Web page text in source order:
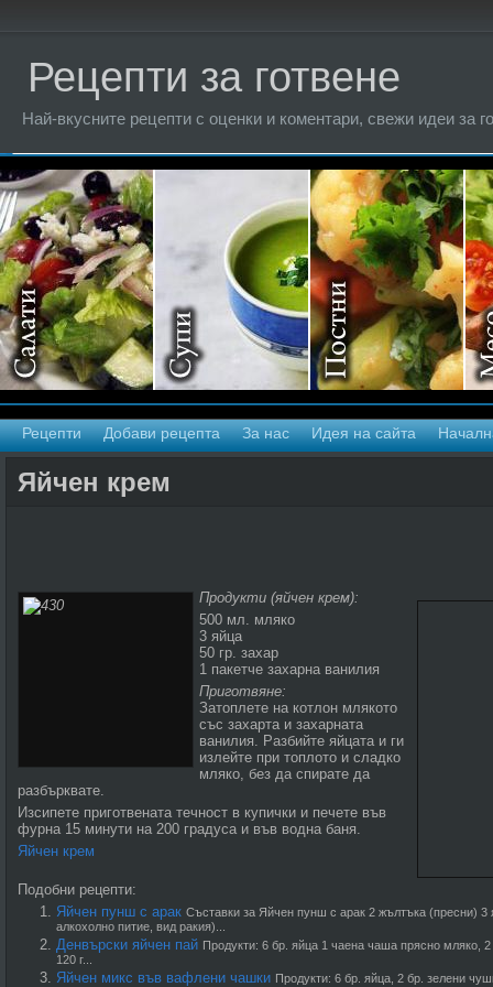
Рецепти за готвене
Най-вкусните рецепти с оценки и коментари, свежи идеи за
Рецепти Добави рецепта За нас Идея на сайта
Яйчен крем
Продукти (яйчен крем):
500 мл. мляко
3 яйца
50 гр. захар
1 пакетче захарна ванилия
Приготвяне:
Затоплете на котлон млякото
със захарта и захарната
ванилия. Разбийте яйцата и ги
излейте при топлото и сладко
мляко, без да спирате да
разбърквате.
Изсипете приготвената течност в купички и печете във
фурна 15 минути на 200 градуса и във водна баня.
Яйчен крем
Подобни рецепти:
Яйчен пунш с арак Съставки за Яйчен пунш с арак 2 жълтъка (пресни) 3
алкохолно питие, вид ракия)...
Денвърски яйчен пай Продукти: 6 бр. яйца 1 чаена чаша прясно мляко,
120 г...
Яйчен микс във вафлени чашки Продукти: 6 бр. яйца, 2 бр. зелени